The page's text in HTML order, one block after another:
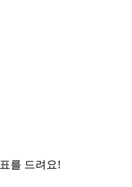
표를 드려요!